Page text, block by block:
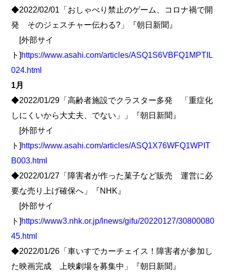
◆2022/02/01「おしゃべり禁止のゲーム、コロナ禍で開
発 そのジェスチャー伝わる?」『朝日新聞』
[外部サイ
ト] https://www.asahi.com/articles/ASQ1S6VBFQ1MPTIL
024.html
1月
◆2022/01/29「高齢者施設でクラスター多発 「重症化
しにくいから大丈夫、でない」」『朝日新聞』
[外部サイ
ト] https://www.asahi.com/articles/ASQ1X76WFQ1WPIT
B003.html
◆2022/01/27「障害者が作った菓子など販売 運営に必
要な売り上げ確保へ」『NHK』
[外部サイ
ト] https://www3.nhk.or.jp/lnews/gifu/20220127/30800080
45.html
◆2022/01/26「車いすでカーチェイス！障害者が参加し
た映画完成 上映劇場を募集中」『朝日新聞』